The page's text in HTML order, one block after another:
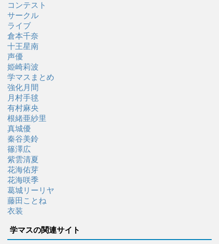
コンテスト
サークル
ライブ
倉本千奈
十王星南
声優
姫崎莉波
学マスまとめ
強化月間
月村手毬
有村麻央
根緒亜紗里
真城優
秦谷美鈴
篠澤広
紫雲清夏
花海佑芽
花海咲季
葛城リーリヤ
藤田ことね
衣装
学マスの関連サイト